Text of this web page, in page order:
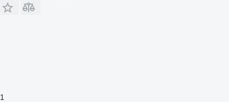
1